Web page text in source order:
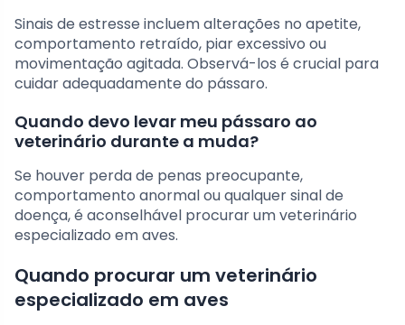
Sinais de estresse incluem alterações no apetite,
comportamento retraído, piar excessivo ou
movimentação agitada. Observá-los é crucial para
cuidar adequadamente do pássaro.
Quando devo levar meu pássaro ao
veterinário durante a muda?
Se houver perda de penas preocupante,
comportamento anormal ou qualquer sinal de
doença, é aconselhável procurar um veterinário
especializado em aves.
Quando procurar um veterinário
especializado em aves